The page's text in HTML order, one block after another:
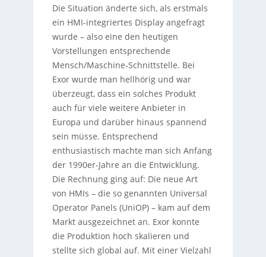
Die Situation änderte sich, als erstmals
ein HMI-integriertes Display angefragt
wurde – also eine den heutigen
Vorstellungen entsprechende
Mensch/Maschine-Schnittstelle. Bei
Exor wurde man hellhörig und war
überzeugt, dass ein solches Produkt
auch für viele weitere Anbieter in
Europa und darüber hinaus spannend
sein müsse. Entsprechend
enthusiastisch machte man sich Anfang
der 1990er-Jahre an die Entwicklung.
Die Rechnung ging auf: Die neue Art
von HMIs – die so genannten Universal
Operator Panels (UniOP) – kam auf dem
Markt ausgezeichnet an. Exor konnte
die Produktion hoch skalieren und
stellte sich global auf. Mit einer Vielzahl